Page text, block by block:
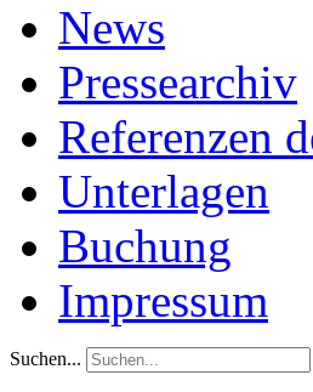
News
Pressearchiv
Referenzen
Unterlagen
Buchung
Impressum
Suchen...